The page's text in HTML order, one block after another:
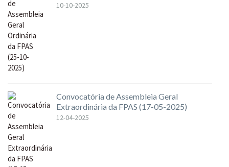
10-10-2025
Convocatória de Assembleia Geral
Extraordinária da FPAS (17-05-2025)
12-04-2025